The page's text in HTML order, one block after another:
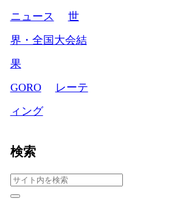
ニュース
世
界・全国大会結
果
GORO
レーテ
ィング
検索